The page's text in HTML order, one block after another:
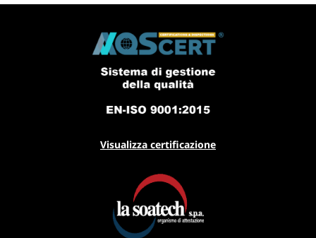
Visualizza certificazione